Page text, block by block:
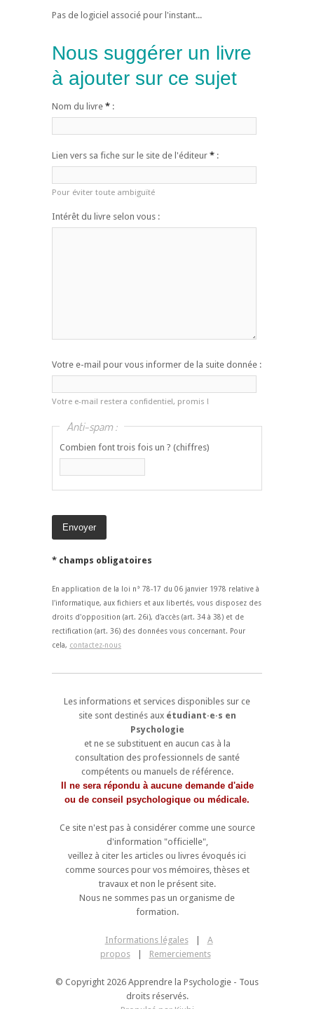
Pas de logiciel associé pour l'instant...
Nous suggérer un livre
à ajouter sur ce sujet
Nom du livre * :
Lien vers sa fiche sur le site de l'éditeur * :
Pour éviter toute ambiguïté
Intérêt du livre selon vous :
Votre e-mail pour vous informer de la suite donnée :
Votre e-mail restera confidentiel, promis !
Anti-spam :
Combien font trois fois un ? (chiffres)
* champs obligatoires
En application de la loi n° 78-17 du 06 janvier 1978 relative à
l'informatique, aux fichiers et aux libertés, vous disposez des
droits d'opposition (art. 26i), d'accès (art. 34 à 38) et de
rectification (art. 36) des données vous concernant. Pour
cela, contactez-nous
Les informations et services disponibles sur ce
site sont destinés aux étudiant·e·s en
Psychologie
et ne se substituent en aucun cas à la
consultation des professionnels de santé
compétents ou manuels de référence.
Il ne sera répondu à aucune demande d'aide
ou de conseil psychologique ou médicale.
Ce site n'est pas à considérer comme une source
d'information "officielle",
veillez à citer les articles ou livres évoqués ici
comme sources pour vos mémoires, thèses et
travaux et non le présent site.
Nous ne sommes pas un organisme de
formation.
Informations légales
A
propos
Remerciements
© Copyright 2026 Apprendre la Psychologie - Tous
droits réservés.